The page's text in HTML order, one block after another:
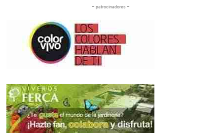
– patrocinadores –